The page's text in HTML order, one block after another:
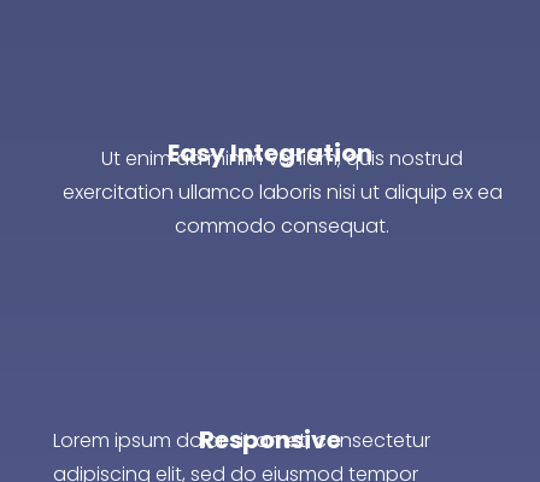
Easy Integration
Ut enim ad minim veniam, quis nostrud
exercitation ullamco laboris nisi ut aliquip ex ea
commodo consequat.
Responsive
Lorem ipsum dolor sit amet, consectetur
adipiscing elit, sed do eiusmod tempor